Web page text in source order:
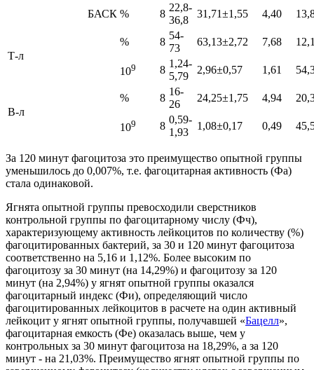
БАСК % 8
22,8-
36,8
31,71±1,55 4,40
Т-л
% 8
54-
73
63,13±2,72 7,68
109 8
1,24-
5,79
2,96±0,57 1,61
В-л
% 8
16-
26
24,25±1,75 4,94
109 8
0,59-
1,93
1,08±0,17 0,49
За 120 минут фагоцитоза это преимущество опытной группы
уменьшилось до 0,007%, т.е. фагоцитарная активность (Фа)
стала одинаковой.
Ягнята опытной группы превосходили сверстников
контрольной группы по фагоцитарному числу (Фч),
характеризующему активность лейкоцитов по количеству (%)
фагоцитированных бактерий, за 30 и 120 минут фагоцитоза
соответственно на 5,16 и 1,12%. Более высоким по
фагоцитозу за 30 минут (на 14,29%) и фагоцитозу за 120
минут (на 2,94%) у ягнят опытной группы оказался
фагоцитарный индекс (Фи), определяющий число
фагоцитированных лейкоцитов в расчете на один активный
лейкоцит у ягнят опытной группы, получавшей «Бацелл»,
фагоцитарная емкость (Фе) оказалась выше, чем у
контрольных за 30 минут фагоцитоза на 18,29%, а за 120
минут - на 21,03%. Преимущество ягнят опытной группы по